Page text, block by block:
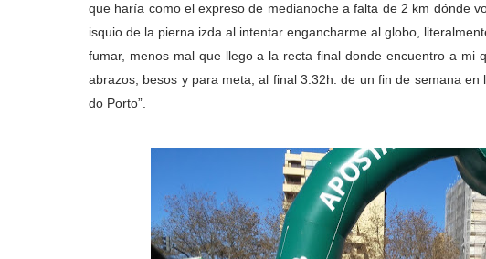
que haría como el expreso de medianoche a falta de 2 km dónde
isquio de la pierna izda al intentar engancharme al globo,
fumar, menos mal que llego a la recta final donde encuentro a mi
abrazos, besos y para meta, al final 3:32h. de un fin de semana
do Porto”.